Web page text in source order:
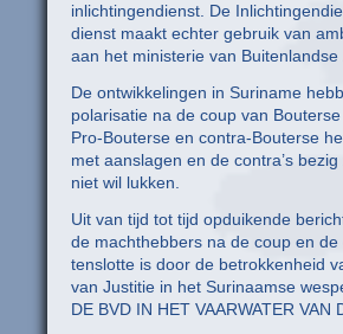
inlichtingendienst. De
dienst maakt echter gebruik van
aan het ministerie van Buitenlandse
De ontwikkelingen in Suriname
polarisatie na de coup van
Pro-Bouterse en contra-Bouterse
met aanslagen en de contra’s
niet wil lukken.
Uit van tijd tot tijd opduikende
de machthebbers na de coup en
tenslotte is door de betrokkenheid
van Justitie in het Surinaamse
DE BVD IN HET VAARWATER VAN